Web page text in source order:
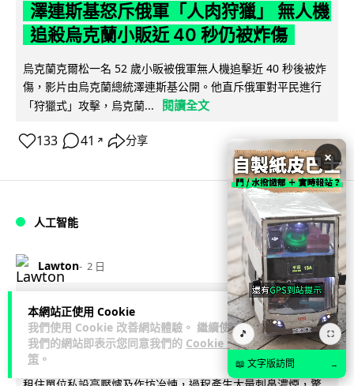
本網站正使用 Cookie
我們使用 Cookie 改善網站體驗。 繼續使用
我們的網站即表示您同意我們的 Cookie 政
策 。
澤連斯基怒斥俄軍「人肉狩獵」 無人機
追殺烏克蘭小販近 40 秒仍被炸傷
烏克蘭克爾松一名 52 歲小販被俄軍無人機追擊近 40 秒後被炸
傷，影片由烏克蘭總統澤連斯基公開。他直斥俄軍對平民進行
「狩獵式」攻擊，烏克蘭...
閱讀全文
133 41 ↗ 分享
人工智能
Lawton 2 日
中國湖北男自學 AI 「煉金術」 屋內煉
金冒濃煙驚動全區
中國湖北黃石一名男子見金價高企，利用 AI 自學提煉黃金，在
×
🎵 ⛶
📖 文字版訪問 →